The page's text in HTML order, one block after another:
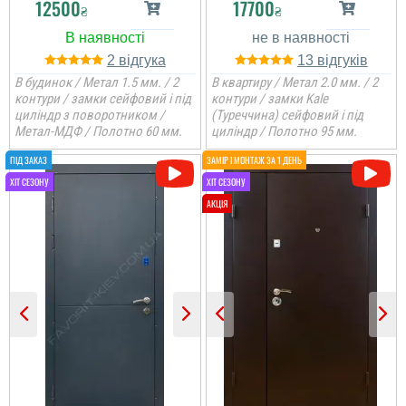
12500₴
2
В будинок / Метал 1.5 мм. / 2
контури / замки сейфовий і під
циліндр з поворотником /
Метал-МДФ / Полотно 60 мм.
17700₴
13
В квартиру / Метал 2.0 мм. / 2
контури / замки Kale
(Туреччина) сейфовий і під
циліндр / Полотно 95 мм.